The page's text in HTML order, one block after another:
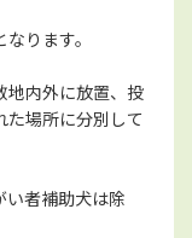
ります。
地内外に放置、投
た場所に分別して
い者補助犬は除